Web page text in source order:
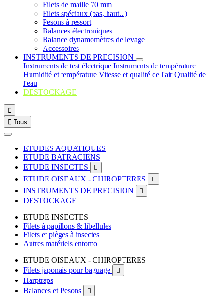
Filets de maille 70 mm
Filets spéciaux (bas, haut...)
Pesons à ressort
Balances électroniques
Balance dynamomètres de levage
Accessoires
INSTRUMENTS DE PRECISION
Instruments de test électrique Instruments de température
Humidité et température Vitesse et qualité de l'airQualité de
l'eau
DESTOCKAGE

 Tous
ETUDES AQUATIQUES
ETUDE BATRACIENS
ETUDE INSECTES

ETUDE OISEAUX - CHIROPTERES 
INSTRUMENTS DE PRECISION 
DESTOCKAGE
ETUDE INSECTES
Filets à papillons & libellules
Filets et pièges à insectes
Autres matériels entomo
ETUDE OISEAUX - CHIROPTERES
Filets japonais pour baguage

Harptraps
Balances et Pesons
